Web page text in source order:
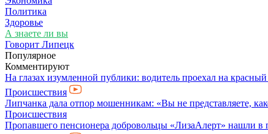
Политика
Здоровье
А знаете ли вы
Говорит Липецк
Популярное
Комментируют
На глазах изумленной публики: водитель проехал на
Происшествия
Липчанка дала отпор мошенникам: «Вы не представляете,
Происшествия
Пропавшего пенсионера добровольцы «ЛизаАлерт» нашли в